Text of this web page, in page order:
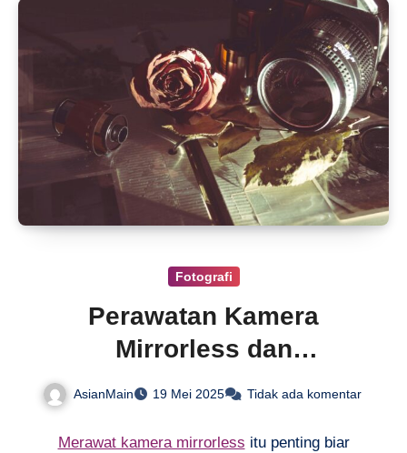
cuma sekadar terbang dan memotret—perlu
teknik dan persiapan matang untuk hasil
maksimal. Dari pemilihan drone hingga
pengaturan angle, setiap faktor berpengaruh
besar pada kualitas foto. Ingin tahu cara
memaksimalkan potensi fotografi event udara?
Simak tipsnya!
Fotografi
Perawatan Kamera
Mirrorless dan
Perbedaannya dengan
AsianMain 19 Mei 2025 Tidak ada komentar
Merawat kamera mirrorless itu penting biar